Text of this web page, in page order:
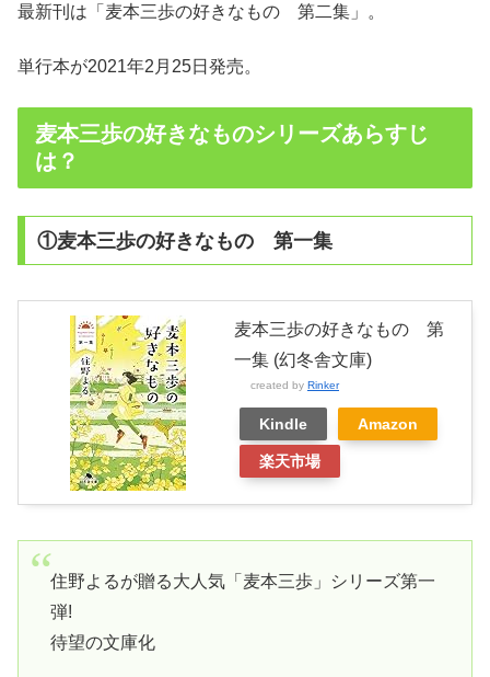
最新刊は「麦本三歩の好きなもの 第二集」。
単行本が2021年2月25日発売。
麦本三歩の好きなものシリーズあらすじ
は？
①麦本三歩の好きなもの 第一集
麦本三歩の好きなもの 第
一集 (幻冬舎文庫)
created by Rinker
Kindle Amazon
楽天市場
住野よるが贈る大人気「麦本三歩」シリーズ第一
弾!
待望の文庫化